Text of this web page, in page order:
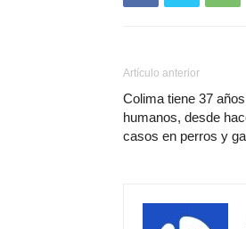
Artículo anterior
Colima tiene 37
humanos, desde
casos en perros y